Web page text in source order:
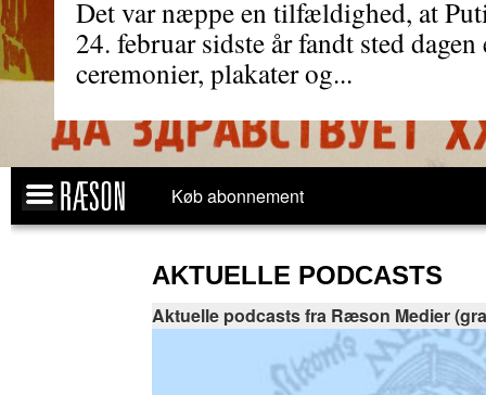
Det var næppe en tilfældighed, at
24. februar sidste år fandt sted
ceremonier, plakater og...